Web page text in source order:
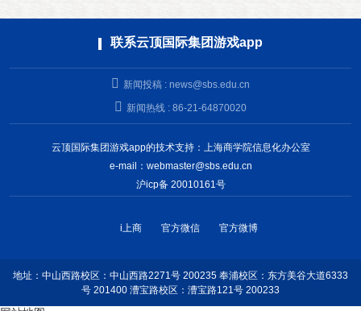
联系云顶国际集团游戏app
新闻投稿 : news@sbs.edu.cn
新闻热线 : 86-21-64870020
云顶国际集团游戏app的技术支持：上海商学院信息化办公室
e-mail： webmaster@sbs.edu.cn
沪icp备 20010161号
i上商 官方微信 官方微博
地址：中山西路校区：中山西路2271号 200235 奉浦校区：东方美谷大道6333
号 201400 漕宝路校区：漕宝路121号 200233